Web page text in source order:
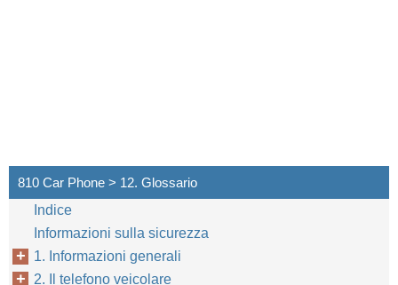
810 Car Phone > 12. Glossario
Indice
Informazioni sulla sicurezza
1. Informazioni generali
2. Il telefono veicolare